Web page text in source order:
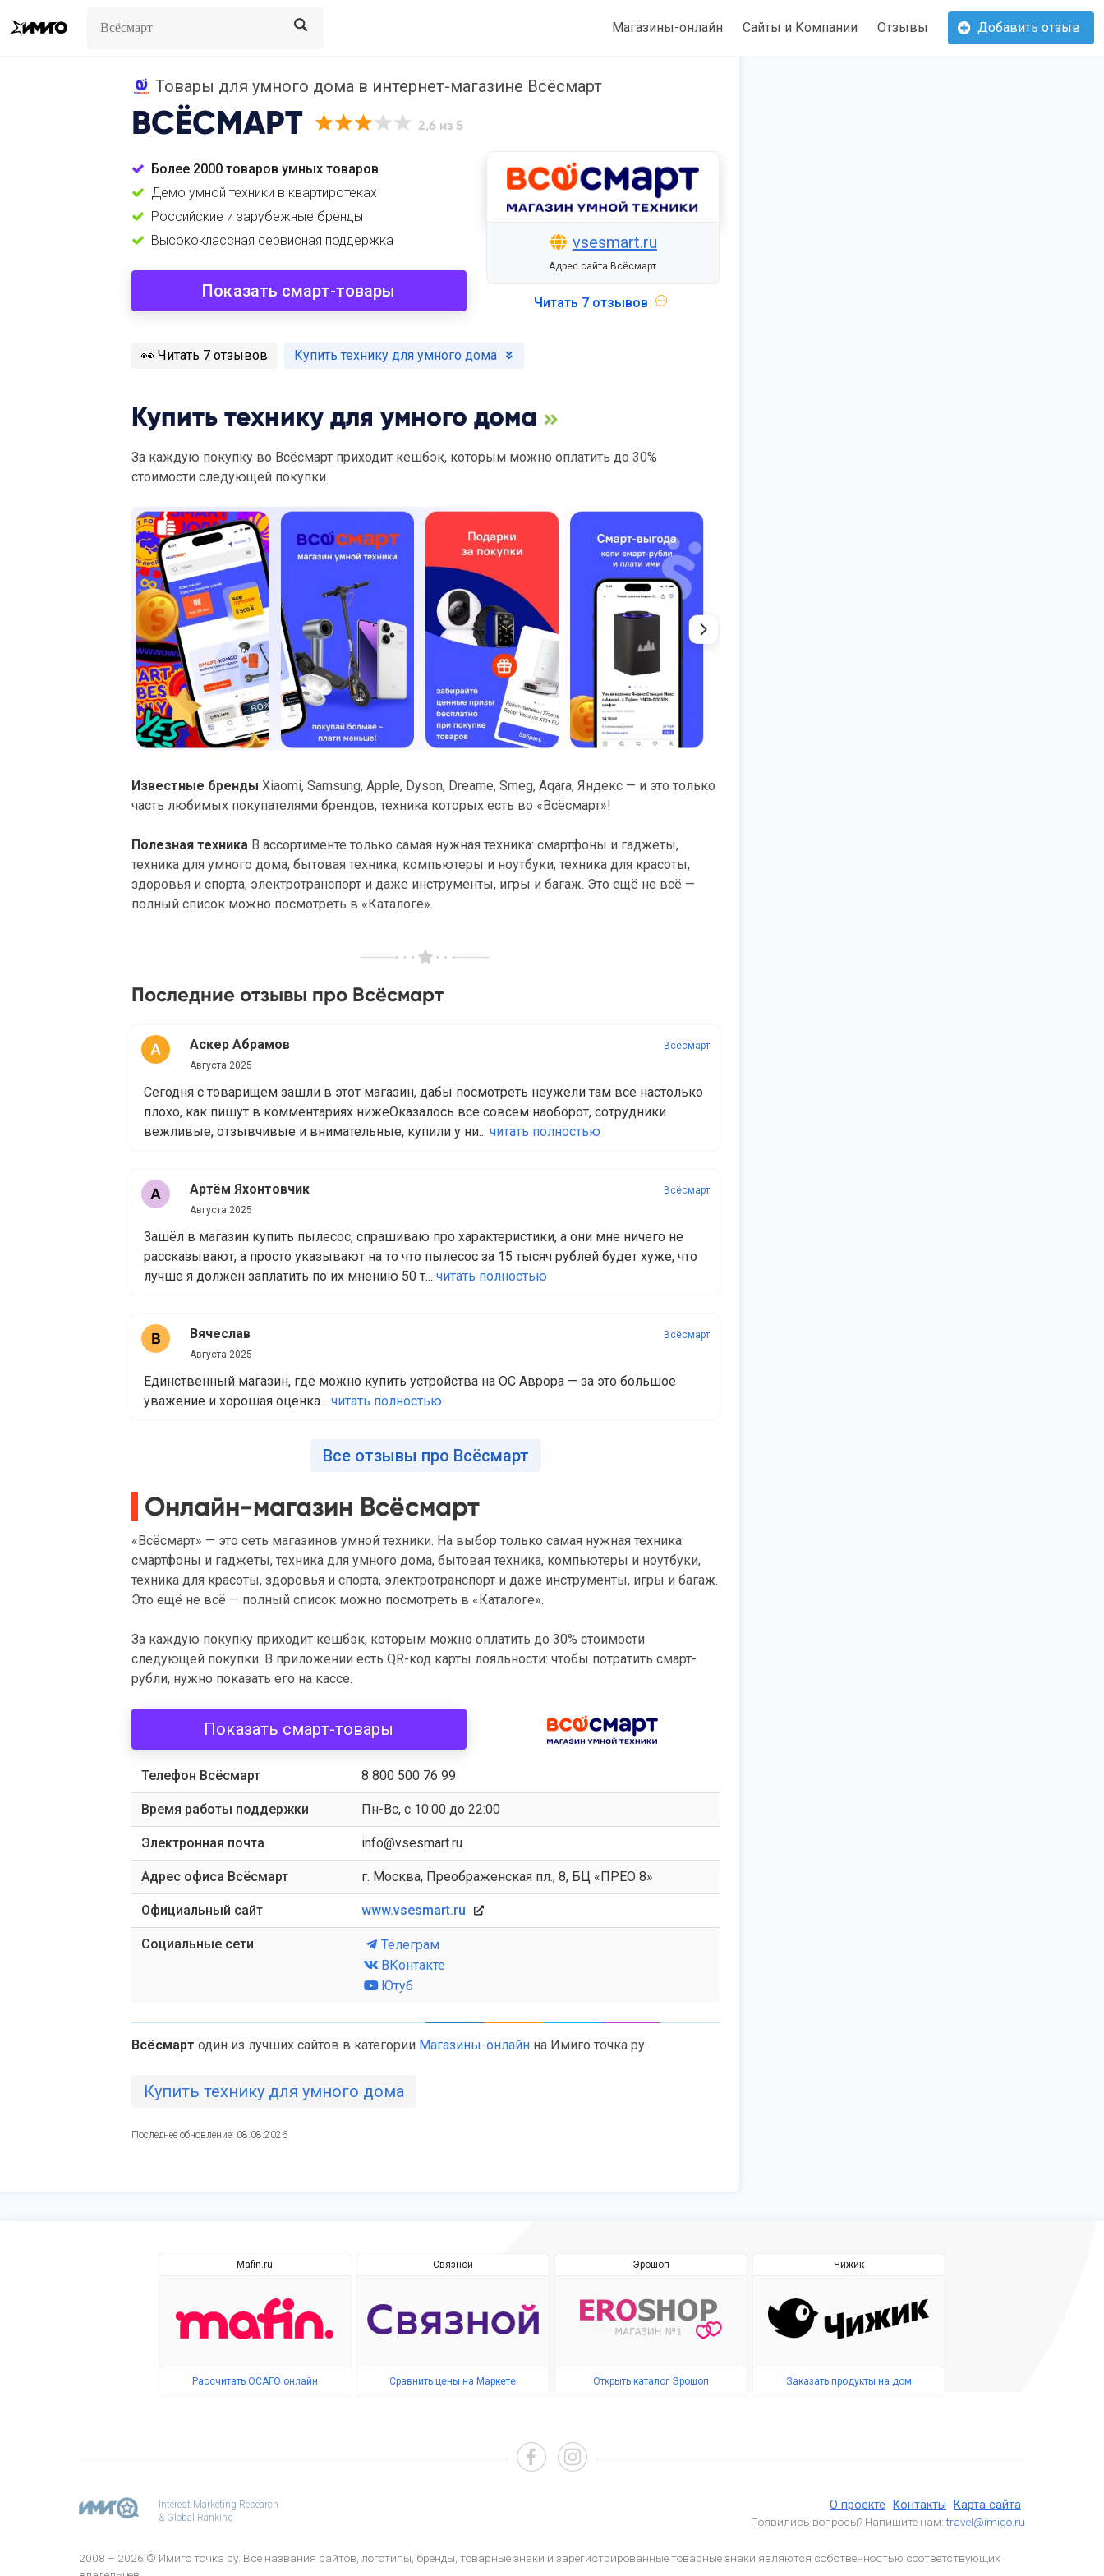
Search Магазины-онлайн Сайты и Компании Отзывы Добавить отзыв
Товары для умного дома в интернет-магазине Всёсмарт
ВСЁСМАРТ 2,6 из 5
Более 2000 товаров умных товаров
Демо умной техники в квартиротеках
Российские и зарубежные бренды
Высококлассная сервисная поддержка
Показать смарт-товары
vsesmart.ru
Адрес сайта Всёсмарт
Читать 7 отзывов
️👀 Читать 7 отзывов Купить технику для умного дома
Купить технику для умного дома
За каждую покупку во Всёсмарт приходит кешбэк, которым можно оплатить до 30%
стоимости следующей покупки.
Известные бренды Xiaomi, Samsung, Apple, Dyson, Dreame, Smeg, Aqara, Яндекс — и это только
часть любимых покупателями брендов, техника которых есть во «Всёсмарт»!
Полезная техника В ассортименте только самая нужная техника: смартфоны и гаджеты,
техника для умного дома, бытовая техника, компьютеры и ноутбуки, техника для красоты,
здоровья и спорта, электротранспорт и даже инструменты, игры и багаж. Это ещё не всё —
полный список можно посмотреть в «Каталоге».
Последние отзывы про Всёсмарт
Аскер Абрамов
Августа 2025
Всёсмарт
Сегодня с товарищем зашли в этот магазин, дабы посмотреть неужели там все настолько
плохо, как пишут в комментариях нижеОказалось все совсем наоборот, сотрудники
вежливые, отзывчивые и внимательные, купили у ни... читать полностью
Артём Яхонтовчик
Августа 2025
Всёсмарт
Зашёл в магазин купить пылесос, спрашиваю про характеристики, а они мне ничего не
рассказывают, а просто указывают на то что пылесос за 15 тысяч рублей будет хуже, что
лучше я должен заплатить по их мнению 50 т... читать полностью
Вячеслав
Августа 2025
Всёсмарт
Единственный магазин, где можно купить устройства на ОС Аврора — за это большое
уважение и хорошая оценка... читать полностью
Все отзывы про Всёсмарт
Онлайн-магазин Всёсмарт
«Всёсмарт» — это сеть магазинов умной техники. На выбор только самая нужная техника:
смартфоны и гаджеты, техника для умного дома, бытовая техника, компьютеры и ноутбуки,
техника для красоты, здоровья и спорта, электротранспорт и даже инструменты, игры и багаж.
Это ещё не всё — полный список можно посмотреть в «Каталоге».
За каждую покупку приходит кешбэк, которым можно оплатить до 30% стоимости
следующей покупки. В приложении есть QR-код карты лояльности: чтобы потратить смарт-
рубли, нужно показать его на кассе.
Показать смарт-товары
Телефон Всёсмарт 8 800 500 76 99
Время работы поддержки Пн-Вс, с 10:00 до 22:00
Электронная почта info@vsesmart.ru
Адрес офиса Всёсмарт г. Москва, Преображенская пл., 8, БЦ «ПРЕО 8»
Официальный сайт www.vsesmart.ru
Социальные сети
Телеграм
ВКонтакте
Ютуб
Всёсмарт один из лучших сайтов в категории Магазины-онлайн на Имиго точка ру.
Купить технику для умного дома
Последнее обновление: 08.08.2026
Mafin.ru
Рассчитать ОСАГО онлайн
Связной
Сравнить цены на Маркете
Эрошоп
Открыть каталог Эрошоп
Чижик
Заказать продукты на дом
Interest Marketing Research
& Global Ranking
О проекте Контакты Карта сайта
Появились вопросы? Напишите нам:travel@imigo.ru
2008 – 2026 © Имиго точка ру. Все названия сайтов, логотипы, бренды, товарные знаки и зарегистрированные товарные знаки являются собственностью соответствующих